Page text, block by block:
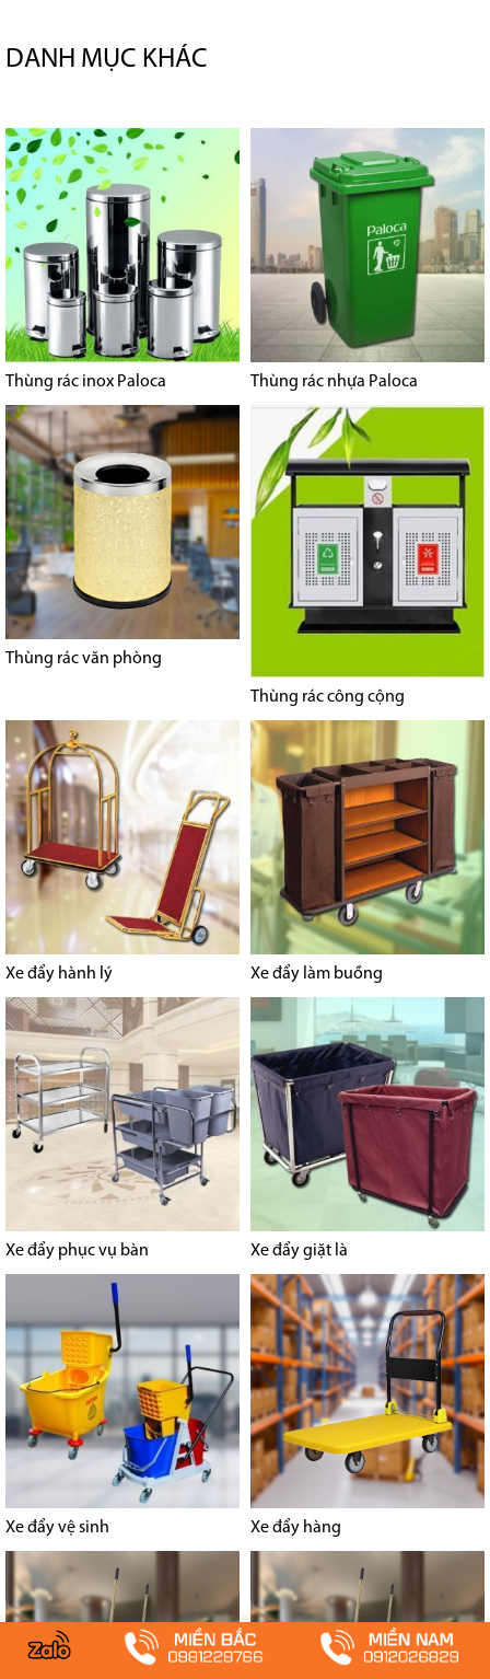
DANH MỤC KHÁC
Thùng rác inox Paloca Thùng rác nhựa Paloca
Thùng rác văn phòng
Thùng rác công cộng
Xe đẩy hành lý Xe đẩy làm buồng
Xe đẩy phục vụ bàn Xe đẩy giặt là
Xe đẩy vệ sinh Xe đẩy hàng